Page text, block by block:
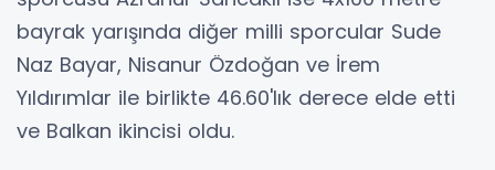
bayrak yarışında diğer milli sporcular Sude
Naz Bayar, Nisanur Özdoğan ve İrem
Yıldırımlar ile birlikte 46.60'lık derece elde etti
ve Balkan ikincisi oldu.